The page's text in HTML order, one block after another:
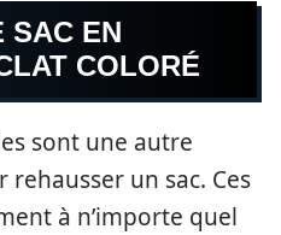
SAC EN
COLORÉ
sont une autre
un sac. Ces
à n’importe quel